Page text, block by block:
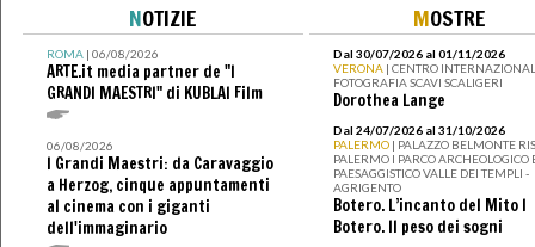
NOTIZIE
ROMA| 06/08/2026
ARTE.it media partner de "I
GRANDI MAESTRI" di KUBLAI Film
06/08/2026
I Grandi Maestri: da Caravaggio
a Herzog, cinque appuntamenti
al cinema con i giganti
dell'immaginario
MOSTRE
Dal 30/07/2026 al 01/11/2026
VERONA | CENTRO
FOTOGRAFIA SCAVI SCALIGERI
Dorothea Lange
Dal 24/07/2026 al 31/10/2026
PALERMO | PALAZZO BELMONTE
PALERMO I PARCO ARCHEOLOGICO
PAESAGGISTICO VALLE DEI TEMPLI -
AGRIGENTO
Botero. L’incanto del Mito I
Botero. Il peso dei sogni